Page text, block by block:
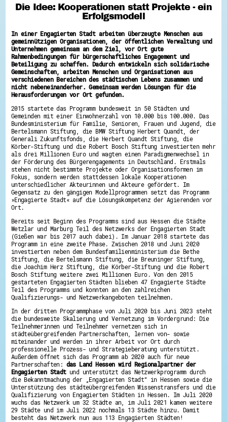
Hessen hilft Ukraine
Wettbewerb | Trikotwettbewerb
Wettbewerb | 80 Jahre Hessen - Engagement
mit Herz
8 Vereine x 80 Jahre x 1.000 €
Ausgezeichnete Projekte
Menschen des Respekts
SHARE IT: Teile deine Infos!
Gestalte dein Ehrenamt
Ehrenamts-Card Hessen
Engagement-Lotsen
Crowdfunding - Viele schaffen mehr
Förderprogramme
Ehrentag
Freiwilligenmanagement
Hessen engagiert - Digitale Themenabende
Kompetenznachweis Hessen
Zeugnisbeiblatt
Service-Learning
GEMA-Pakt
Di@-Lotsen in Hessen
Energiepreiskrise und Ehrenamt
Flüchtlingshilfe + Integration
Generationsübergreifend aktiv
Patenschaftsprojekte
Qualifizierung & Fortbildung
Stiftungen
Vereine, Spenden, Steuern - Gut zu Wissen
Versicherungsschutz
Wissenswertes rund um dein Ehrenamt
Zahlen, Daten, Fakten aus Hessen
Service
Suche
Downloads
Kontakt
Impressum
Datenschutz
Erklärung zur Barrierefreiheit
Barriere melden
Die Idee: Kooperationen statt Projekte - ein
Erfolgsmodell
In einer Engagierten Stadt arbeiten überzeugte Menschen aus
gemeinnützigen Organisationen, der öffentlichen Verwaltung und
Unternehmen gemeinsam an dem Ziel, vor Ort gute
Rahmenbedingungen für bürgerschaftliches Engagement und
Beteiligung zu schaffen. Dadurch entwickeln sich solidarische
Gemeinschaften, arbeiten Menschen und Organisationen aus
verschiedenen Bereichen des städtischen Lebens zusammen und
nicht nebeneinanderher. Gemeinsam werden Lösungen für die
Herausforderungen vor Ort gefunden.
2015 startete das Programm bundesweit in 50 Städten und
Gemeinden mit einer Einwohnerzahl von 10.000 bis 100.000. Das
Bundesministerium für Familie, Senioren, Frauen und Jugend, die
Bertelsmann Stiftung, die BMW Stiftung Herbert Quandt, der
Generali Zukunftsfonds, die Herbert Quandt Stiftung, die
Körber-Stiftung und die Robert Bosch Stiftung investierten mehr
als drei Millionen Euro und wagten einen Paradigmenwechsel in
der Förderung des Bürgerengagements in Deutschland. Erstmals
stehen nicht bestimmte Projekte oder Organisationsformen im
Fokus, sondern werden stattdessen lokale Kooperationen
unterschiedlicher Akteurinnen und Akteure gefördert. Im
Gegensatz zu den gängigen Modellprogrammen setzt das Programm
»Engagierte Stadt« auf die Lösungskompetenz der Agierenden vor
Ort.
Bereits seit Beginn des Programms sind aus Hessen die Städte
Wetzlar und Marburg Teil des Netzwerks der Engagierten Stadt
(Gießen war bis 2017 auch dabei). Im Januar 2018 startete das
Programm in eine zweite Phase. Zwischen 2018 und Juni 2020
investierten neben dem Bundesfamilienministerium die Bethe
Stiftung, die Bertelsmann Stiftung, die Breuninger Stiftung,
die Joachim Herz Stiftung, die Körber-Stiftung und die Robert
Bosch Stiftung weitere zwei Millionen Euro. Von den 2015
gestarteten Engagierten Städten blieben 47 Engagierte Städte
Teil des Programms und konnten an den zahlreichen
Qualifizierungs- und Netzwerkangeboten teilnehmen.
In der dritten Programmphase von Juli 2020 bis Juni 2023 steht
die bundesweite Skalierung und Vernetzung im Vordergrund: Die
Teilnehmerinnen und Teilnehmer vernetzen sich in
städteübergreifenden Partnerschaften, lernen von- sowie
miteinander und werden in ihrer Arbeit vor Ort durch
professionelle Prozess- und Strategieberatung unterstützt.
Außerdem öffnet sich das Programm ab 2020 auch für neue
Partnerschaften: das Land Hessen wird Regionalpartner der
Engagierten Stadtund unterstützt das Netzwerkprogramm durch
die Bekanntmachung der „Engagierten Stadt“ in Hessen sowie die
Unterstützung des städteübergreifenden Wissenstransfers und die
Qualifizierung von Engagierten Städten in Hessen. Im Juli 2020
wuchs das Netzwerk um 32 Städte an, im Juli 2021 kamen weitere
29 Städte und im Juli 2022 nochmals 13 Städte hinzu. Damit
besteht das Netzwerk nun aus 113 Engagierten Städten!